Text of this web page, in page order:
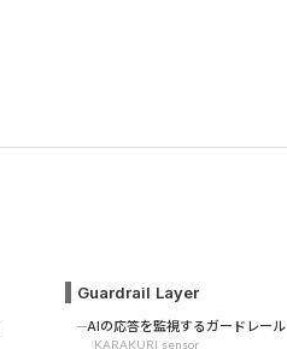
Guardrail Layer
AIの応答を監視するガードレール
KARAKURI sensor